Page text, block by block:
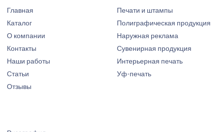
Главная
Каталог
О компании
Контакты
Наши работы
Статьи
Отзывы
Печати и штампы
Полиграфическая продукция
Наружная реклама
Сувенирная продукция
Интерьерная печать
Уф-печать